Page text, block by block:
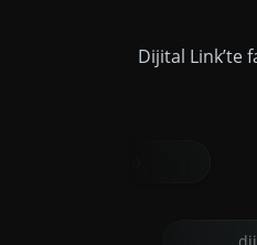
Dijital Link’te